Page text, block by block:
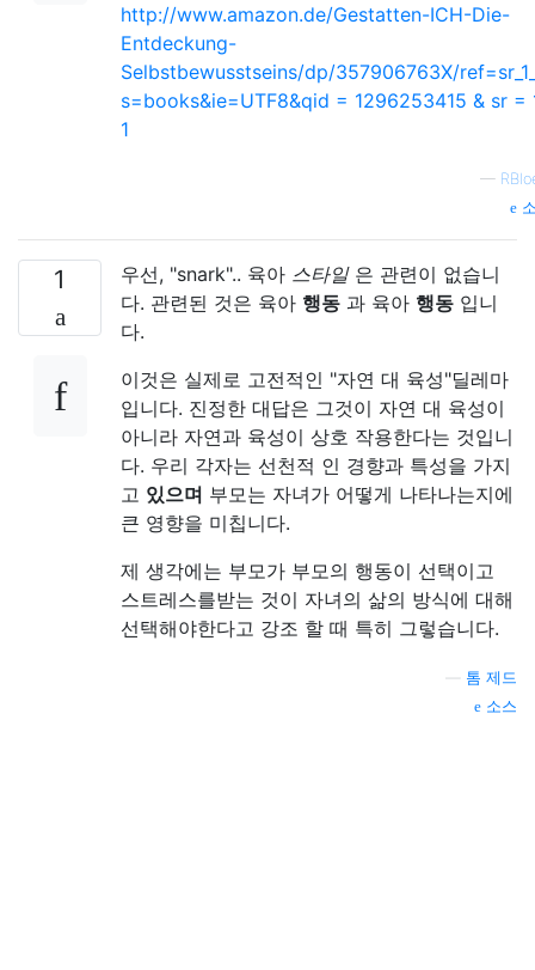
http://www.amazon.de/Gestatten-ICH-Die-
Entdeckung-
Selbstbewusstseins/dp/357906763X/
s=books&ie=UTF8&qid = 1296253415 & sr =
1
—
1 우선, "snark".. 육아 스타일은 관련이 없습니
다. 관련된 것은 육아 행동 과 육아 행동 입니
다.
이것은 실제로 고전적인 "자연 대 육성"딜레마
입니다. 진정한 대답은 그것이 자연 대 육성이
아니라 자연과 육성이 상호 작용한다는 것입니
다. 우리 각자는 선천적 인 경향과 특성을 가지
고 있으며 부모는 자녀가 어떻게 나타나는지에
큰 영향을 미칩니다.
제 생각에는 부모가 부모의 행동이 선택이고
스트레스를받는 것이 자녀의 삶의 방식에 대해
선택해야한다고 강조 할 때 특히 그렇습니다.
톰 제드
소스